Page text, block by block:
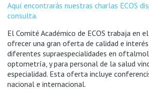
Aquí encontrarás nuestras charlas ECOS
consulta.
El Comité Académico de ECOS trabaja en
ofrecer una gran oferta de calidad e
diferentes supraespecialidades en
optometría, y para personal de la salud
especialidad. Esta oferta incluye
nacional e internacional.